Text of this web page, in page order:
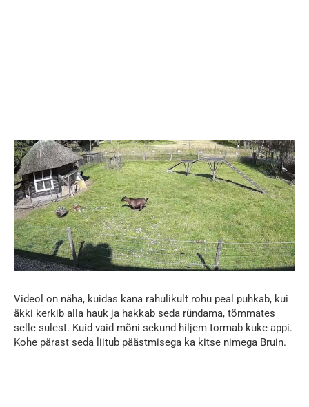
Videol on näha, kuidas kana rahulikult rohu peal puhkab, kui
äkki kerkib alla hauk ja hakkab seda ründama, tõmmates
selle sulest. Kuid vaid mõni sekund hiljem tormab kuke appi.
Kohe pärast seda liitub päästmisega ka kitse nimega Bruin.